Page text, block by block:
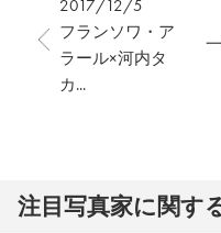
2017/12/5
フランソワ・ア
ラール×河内タ
カ...
注⽬写真家に関す